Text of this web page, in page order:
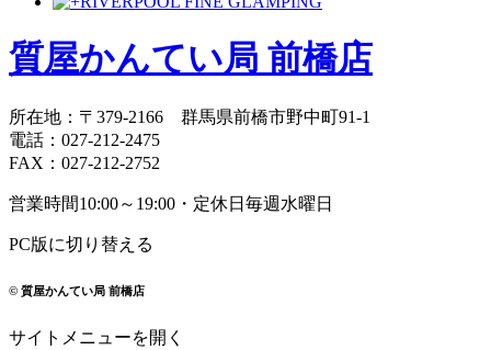
質屋かんてい局 前橋店
所在地 ： 〒379-2166 群馬県前橋市野中町91-1
電話 ： 027-212-2475
FAX ： 027-212-2752
営業時間10:00～19:00・定休日 毎週水曜日
PC版に切り替える
© 質屋かんてい局 前橋店
サイトメニューを開く